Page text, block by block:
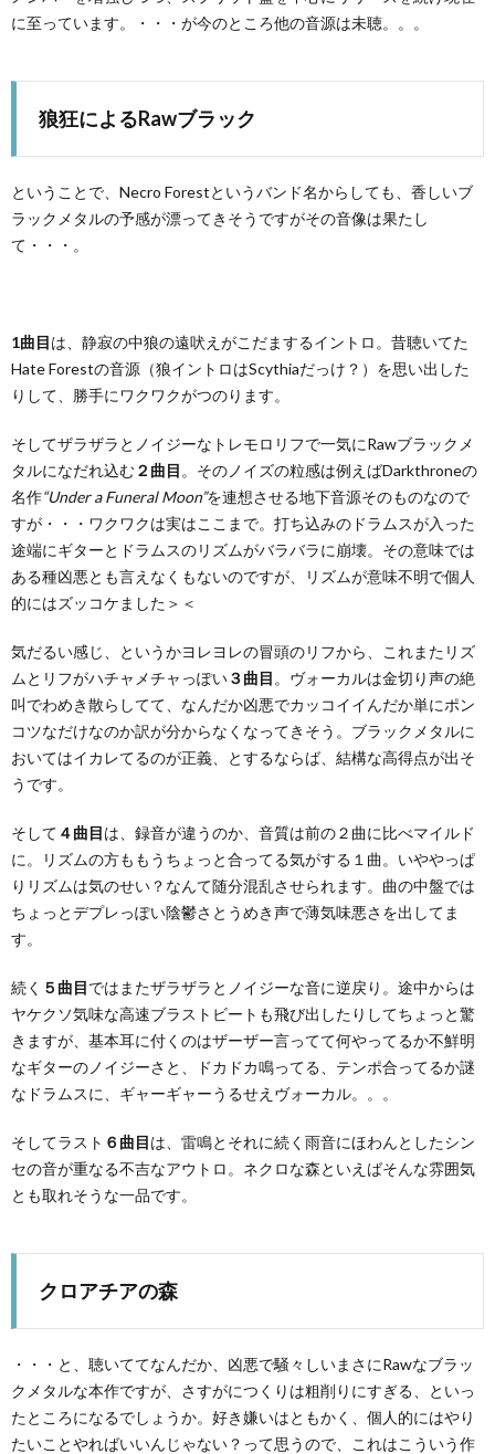
に至っています。・・・が今のところ他の音源は未聴。。。
狼狂によるRawブラック
ということで、Necro Forestというバンド名からしても、香しいブ
ラックメタルの予感が漂ってきそうですがその音像は果たし
て・・・。
1曲目は、静寂の中狼の遠吠えがこだまするイントロ。昔聴いてた
Hate Forestの音源（狼イントロはScythiaだっけ？）を思い出した
りして、勝手にワクワクがつのります。
そしてザラザラとノイジーなトレモロリフで一気にRawブラックメ
タルになだれ込む２曲目 。そのノイズの粒感は例えばDarkthroneの
名作“Under a Funeral Moon”を連想させる地下音源そのものなので
すが・・・ワクワクは実はここまで。打ち込みのドラムスが入った
途端にギターとドラムスのリズムがバラバラに崩壊。その意味では
ある種凶悪とも言えなくもないのですが、リズムが意味不明で個人
的にはズッコケました＞＜
気だるい感じ、というかヨレヨレの冒頭のリフから、これまたリズ
ムとリフがハチャメチャっぽい３曲目 。ヴォーカルは金切り声の絶
叫でわめき散らしてて、なんだか凶悪でカッコイイんだか単にポン
コツなだけなのか訳が分からなくなってきそう。ブラックメタルに
おいてはイカレてるのが正義、とするならば、結構な高得点が出そ
うです。
そして ４曲目は、録音が違うのか、音質は前の２曲に比べマイルド
に。リズムの方ももうちょっと合ってる気がする１曲。いややっぱ
りリズムは気のせい？なんて随分混乱させられます。曲の中盤では
ちょっとデプレっぽい陰鬱さとうめき声で薄気味悪さを出してま
す。
続く ５曲目ではまたザラザラとノイジーな音に逆戻り。途中からは
ヤケクソ気味な高速ブラストビートも飛び出したりしてちょっと驚
きますが、基本耳に付くのはザーザー言ってて何やってるか不鮮明
なギターのノイジーさと、ドカドカ鳴ってる、テンポ合ってるか謎
なドラムスに、ギャーギャーうるせえヴォーカル。。。
そしてラスト ６曲目は、雷鳴とそれに続く雨音にほわんとしたシン
セの音が重なる不吉なアウトロ。ネクロな森といえばそんな雰囲気
とも取れそうな一品です。
クロアチアの森
・・・と、聴いててなんだか、凶悪で騒々しいまさにRawなブラッ
クメタルな本作ですが、さすがにつくりは粗削りにすぎる、といっ
たところになるでしょうか。好き嫌いはともかく、個人的にはやり
たいことやればいいんじゃない？って思うので、これはこういう作